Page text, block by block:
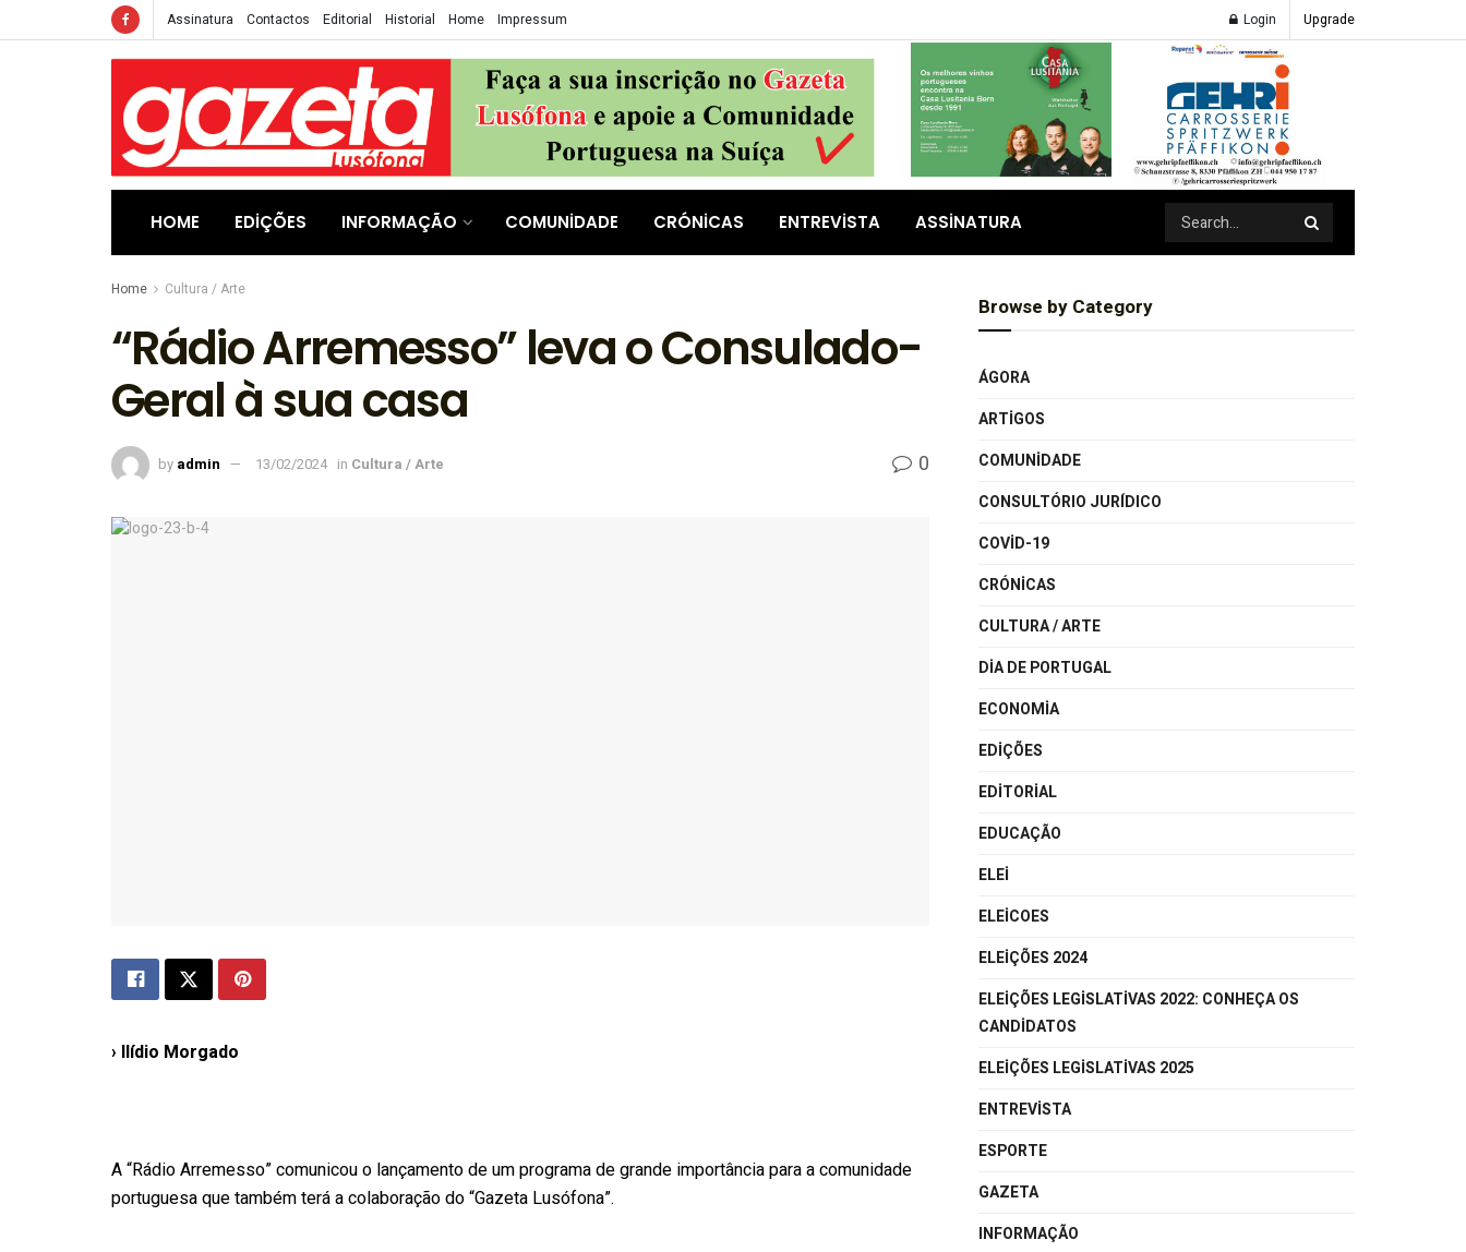
Assinatura Contactos Editorial Historial Home Impressum Login Upgrade
HOME EDIÇÕES INFORMAÇÃO COMUNIDADE CRÓNICAS ENTREVISTA ASSINATURA
Home Cultura / Arte
“Rádio Arremesso” leva o Consulado-
Geral à sua casa
by admin 13/02/2024 in Cultura / Arte 0
› Ilídio Morgado
A “Rádio Arremesso” comunicou o lançamento de um programa de grande importância para a comunidade
portuguesa que também terá a colaboração do “Gazeta Lusófona”.
Browse by Category
ÁGORA
ARTIGOS
COMUNIDADE
CONSULTÓRIO JURÍDICO
COVID-19
CRÓNICAS
CULTURA / ARTE
DIA DE PORTUGAL
ECONOMIA
EDIÇÕES
EDITORIAL
EDUCAÇÃO
ELEI
ELEICOES
ELEIÇÕES 2024
ELEIÇÕES LEGISLATIVAS 2022: CONHEÇA OS
CANDIDATOS
ELEIÇÕES LEGISLATIVAS 2025
ENTREVISTA
ESPORTE
GAZETA
INFORMAÇÃO